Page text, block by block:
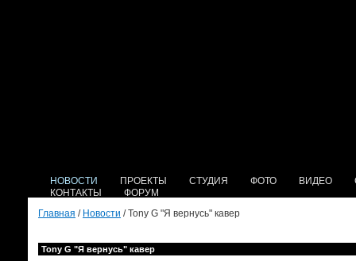
НОВОСТИ ПРОЕКТЫ СТУДИЯ ФОТО ВИДЕО
КОНТАКТЫ
ФОРУМ
Главная / Новости / Tony G "Я вернусь" кавер
Tony G "Я вернусь" кавер